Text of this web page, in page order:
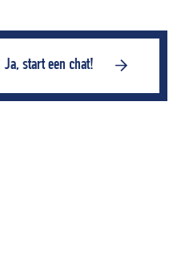
Ja, start een chat!